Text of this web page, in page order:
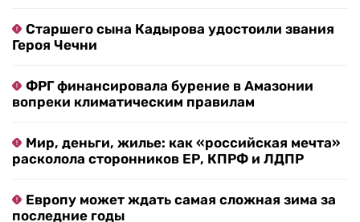
Старшего сына Кадырова удостоили звания
Героя Чечни
ФРГ финансировала бурение в Амазонии
вопреки климатическим правилам
Мир, деньги, жилье: как «российская мечта»
расколола сторонников ЕР, КПРФ и ЛДПР
Европу может ждать самая сложная зима за
последние годы